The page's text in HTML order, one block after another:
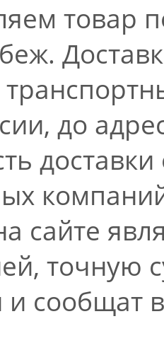
товар
до
сайте
точную
сообщат